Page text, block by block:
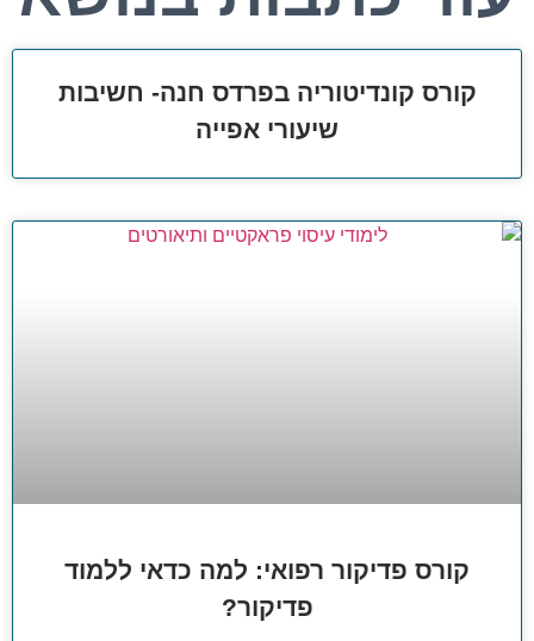
קורס קונדיטוריה בפרדס חנה- חשיבות
שיעורי אפייה
קורס פדיקור רפואי: למה כדאי ללמוד
פדיקור?